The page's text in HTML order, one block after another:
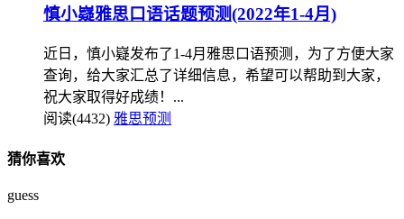
慎小嶷雅思口语话题预测(2022年1-4月)
近日，慎小嶷发布了1-4月雅思口语预测，为了方便大家
查询，给大家汇总了详细信息，希望可以帮助到大家，
祝大家取得好成绩！...
阅读(4432) 雅思预测
猜你喜欢
guess